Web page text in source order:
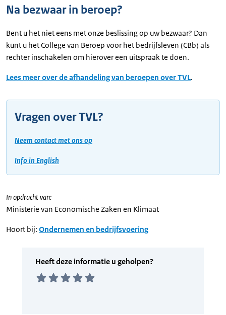
Na bezwaar in beroep?
Bent u het niet eens met onze beslissing op uw bezwaar? Dan
kunt u het College van Beroep voor het bedrijfsleven (CBb) als
rechter inschakelen om hierover een uitspraak te doen.
Lees meer over de afhandeling van beroepen over TVL.
Vragen over TVL?
Neem contact met ons op
Info in English
In opdracht van:
Ministerie van Economische Zaken en Klimaat
Hoort bij: Ondernemen en bedrijfsvoering